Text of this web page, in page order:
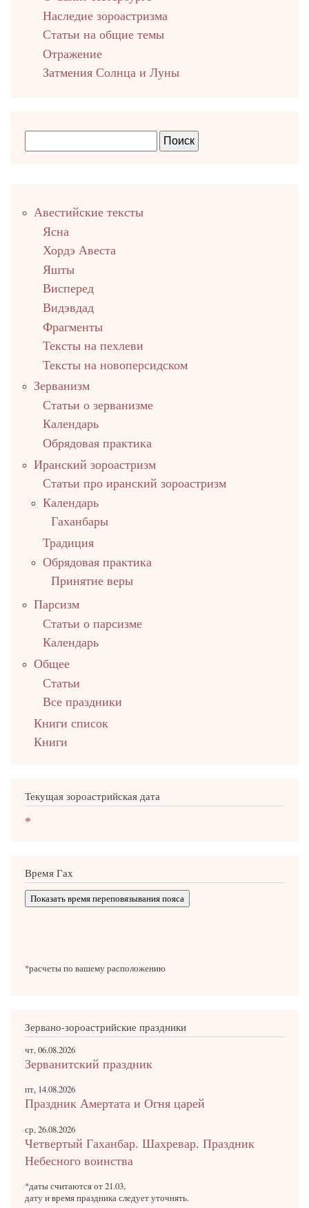
Наследие зороастризма
Cтатьи на общие темы
Отражение
Затмения Солнца и Луны
столбец
Авестийские тексты
Ясна
Хордэ Авеста
Яшты
Висперед
Видэвдад
Фрагменты
Тексты на пехлеви
Тексты на новоперсидском
Зерванизм
Статьи о зерванизме
Календарь
Обрядовая практика
Иранский зороастризм
Статьи про иранский зороастризм
Календарь
Гаханбары
Традиция
Обрядовая практика
Принятие веры
Парсизм
Статьи о парсизме
Календарь
Общее
Статьи
Все праздники
Книги список
Книги
Текущая зороастрийская дата
*
Время Гах
Показать время переповязывания пояса
*расчеты по вашему расположению
Зервано-зороастрийские праздники
чт, 06.08.2026
Зерванитский праздник
пт, 14.08.2026
Праздник Амертата и Огня царей
ср, 26.08.2026
Четвертый Гаханбар. Шахревар. Праздник
Небесного воинства
*даты считаются от 21.03,
дату и время праздника следует уточнять.